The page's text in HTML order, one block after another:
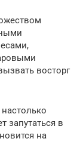
восторг
запутаться в
на